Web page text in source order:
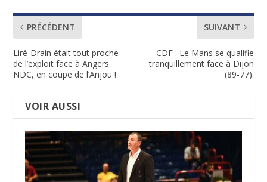
PRÉCÉDENT
Liré-Drain était tout proche
de l’exploit face à Angers
NDC, en coupe de l’Anjou !
SUIVANT
CDF : Le Mans se qualifie
tranquillement face à Dijon
(89-77).
VOIR AUSSI